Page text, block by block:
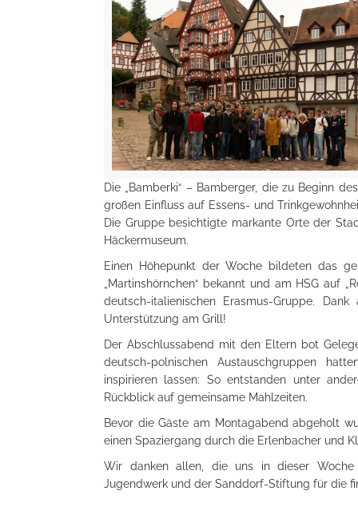
Die „Bamberki“ – Bamberger, die zu Beginn
großen Einfluss auf Essens- und
Die Gruppe besichtigte markante Orte der
Häckermuseum.
Einen Höhepunkt der Woche bildeten das
„Martinshörnchen“ bekannt und am HSG auf
deutsch-italienischen Erasmus-Gruppe.
Unterstützung am Grill!
Der Abschlussabend mit den Eltern bot
deutsch-polnischen Austauschgruppen
inspirieren lassen: So entstanden unter
Rückblick auf gemeinsame Mahlzeiten.
Bevor die Gäste am Montagabend abgeholt
einen Spaziergang durch die Erlenbacher und
Wir danken allen, die uns in dieser Woche
Jugendwerk und der Sanddorf-Stiftung für die